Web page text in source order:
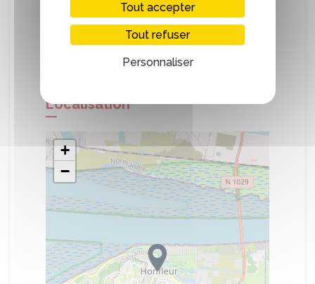
Je fabrique mes propres produits de
finition et d’entretien pour le bois.
Localisation
+
−
Tout accepter
Tout refuser
Personnaliser